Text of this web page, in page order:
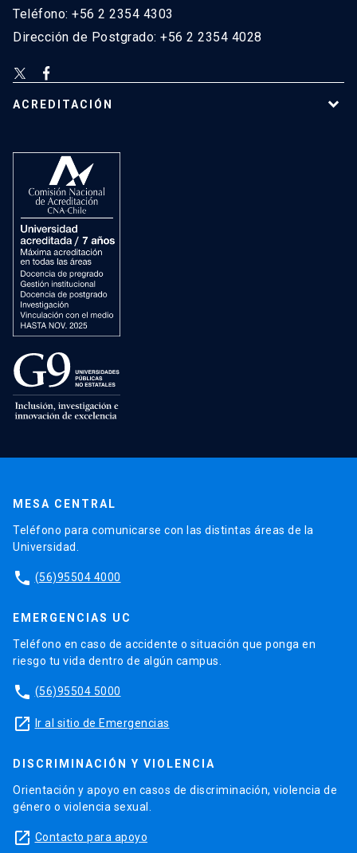
Teléfono: +56 2 2354 4303
Dirección de Postgrado: +56 2 2354 4028
ACREDITACIÓN
MESA CENTRAL
Teléfono para comunicarse con las distintas áreas de la
Universidad.
phone (56)95504 4000
EMERGENCIAS UC
Teléfono en caso de accidente o situación que ponga en
riesgo tu vida dentro de algún campus.
phone (56)95504 5000
launch Ir al sitio de Emergencias
DISCRIMINACIÓN Y VIOLENCIA
Orientación y apoyo en casos de discriminación, violencia de
género o violencia sexual.
launch Contacto para apoyo